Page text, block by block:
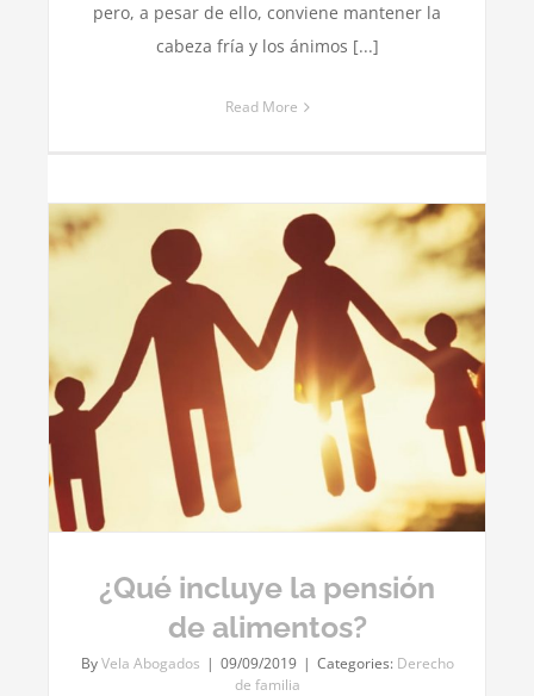
pero, a pesar de ello, conviene mantener la
cabeza fría y los ánimos [...]
Read More
¿Qué incluye la pensión
de alimentos?
ByVela Abogados | 09/09/2019 | Categories: Derecho
de familia